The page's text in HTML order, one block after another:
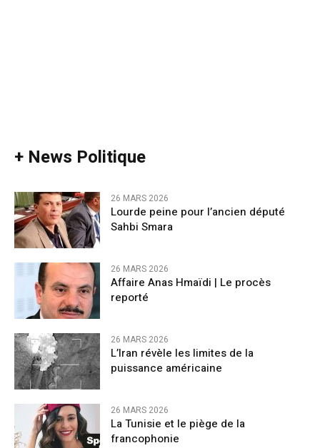
+ News Politique
26 MARS 2026
Lourde peine pour l’ancien député
Sahbi Smara
26 MARS 2026
Affaire Anas Hmaïdi | Le procès
reporté
26 MARS 2026
L’Iran révèle les limites de la
puissance américaine
26 MARS 2026
La Tunisie et le piège de la
francophonie